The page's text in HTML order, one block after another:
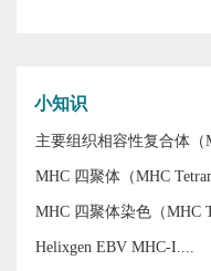
小知识
主要组织相容性复合体（
MHC 四聚体（MHC
MHC 四聚体染色（MHC
Helixgen EBV MHC-I....